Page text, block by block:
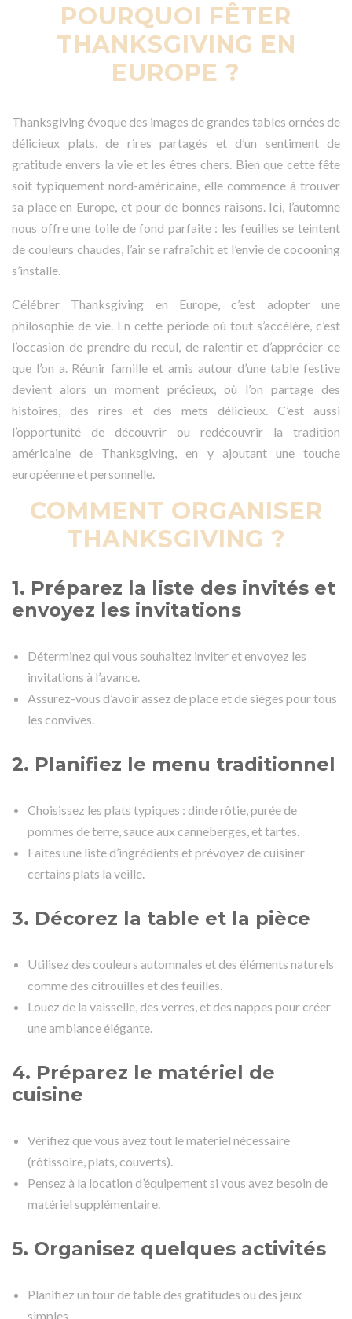
POURQUOI FÊTER
THANKSGIVING EN
EUROPE ?
Thanksgiving évoque des images de grandes tables ornées de
délicieux plats, de rires partagés et d’un sentiment de
gratitude envers la vie et les êtres chers. Bien que cette fête
soit typiquement nord-américaine, elle commence à trouver
sa place en Europe, et pour de bonnes raisons. Ici, l’automne
nous offre une toile de fond parfaite : les feuilles se teintent
de couleurs chaudes, l’air se rafraîchit et l’envie de cocooning
s’installe.
Célébrer Thanksgiving en Europe, c’est adopter une
philosophie de vie. En cette période où tout s’accélère, c’est
l’occasion de prendre du recul, de ralentir et d’apprécier ce
que l’on a. Réunir famille et amis autour d’une table festive
devient alors un moment précieux, où l’on partage des
histoires, des rires et des mets délicieux. C’est aussi
l’opportunité de découvrir ou redécouvrir la tradition
américaine de Thanksgiving, en y ajoutant une touche
européenne et personnelle.
COMMENT ORGANISER
THANKSGIVING ?
1. Préparez la liste des invités et
envoyez les invitations
Déterminez qui vous souhaitez inviter et envoyez les
invitations à l’avance.
Assurez-vous d’avoir assez de place et de sièges pour tous
les convives.
2. Planifiez le menu traditionnel
Choisissez les plats typiques : dinde rôtie, purée de
pommes de terre, sauce aux canneberges, et tartes.
Faites une liste d’ingrédients et prévoyez de cuisiner
certains plats la veille.
3. Décorez la table et la pièce
Utilisez des couleurs automnales et des éléments naturels
comme des citrouilles et des feuilles.
Louez de la vaisselle, des verres, et des nappes pour créer
une ambiance élégante.
4. Préparez le matériel de
cuisine
Vérifiez que vous avez tout le matériel nécessaire
(rôtissoire, plats, couverts).
Pensez à la location d’équipement si vous avez besoin de
matériel supplémentaire.
5. Organisez quelques activités
Planifiez un tour de table des gratitudes ou des jeux
simples.